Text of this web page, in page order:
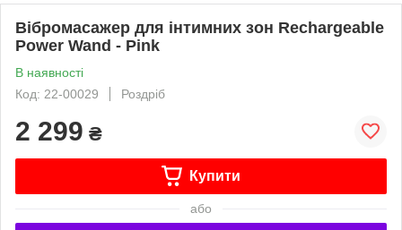
Вібромасажер для інтимних зон Rechargeable
Power Wand - Pink
В наявності
Код: 22-00029
Роздріб
2 299 ₴
Купити
або